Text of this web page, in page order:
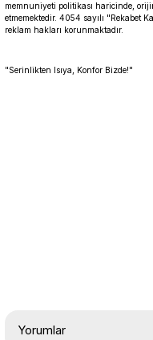
memnuniyeti politikası haricinde,
etmemektedir. 4054 sayılı "Rekabet
reklam hakları korunmaktadır.
"Serinlikten Isıya, Konfor Bizde!"
Yorumlar